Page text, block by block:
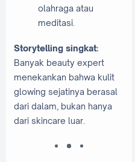
olahraga atau
meditasi.
Storytelling singkat:
Banyak beauty expert
menekankan bahwa kulit
glowing sejatinya berasal
dari dalam, bukan hanya
dari skincare luar.